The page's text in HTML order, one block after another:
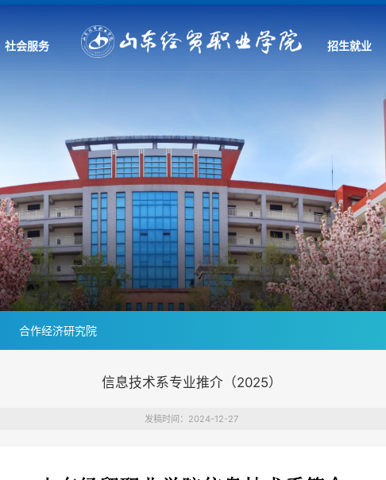
社会服务 招生就业
合作经济研究院
信息技术系专业推介（2025）
发稿时间：2024-12-27